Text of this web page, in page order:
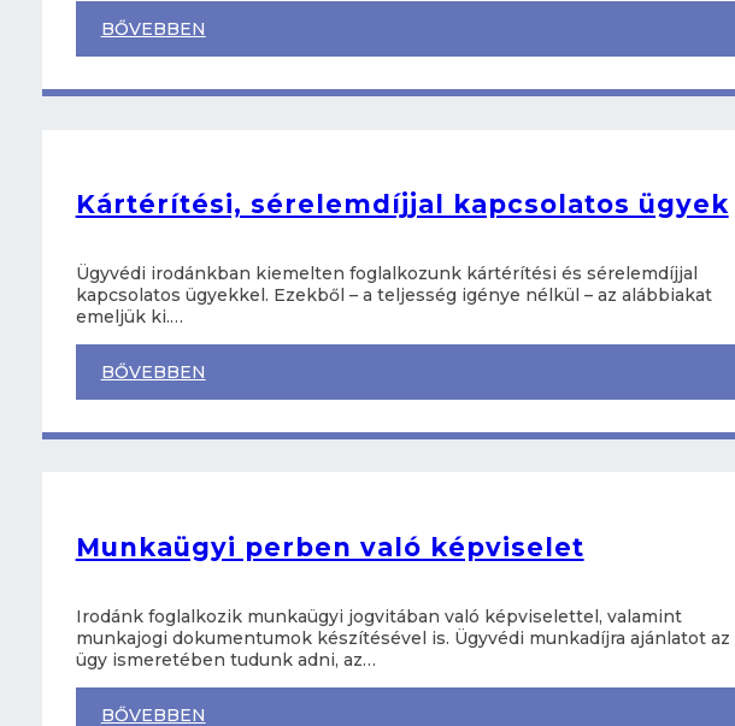
BŐVEBBEN
Kártérítési, sérelemdíjjal kapcsolatos ügyek
Ügyvédi irodánkban kiemelten foglalkozunk kártérítési és sérelemdíjjal
kapcsolatos ügyekkel. Ezekből – a teljesség igénye nélkül – az alábbiakat
emeljük ki.…
BŐVEBBEN
Munkaügyi perben való képviselet
Irodánk foglalkozik munkaügyi jogvitában való képviselettel, valamint
munkajogi dokumentumok készítésével is. Ügyvédi munkadíjra ajánlatot az
ügy ismeretében tudunk adni, az…
BŐVEBBEN